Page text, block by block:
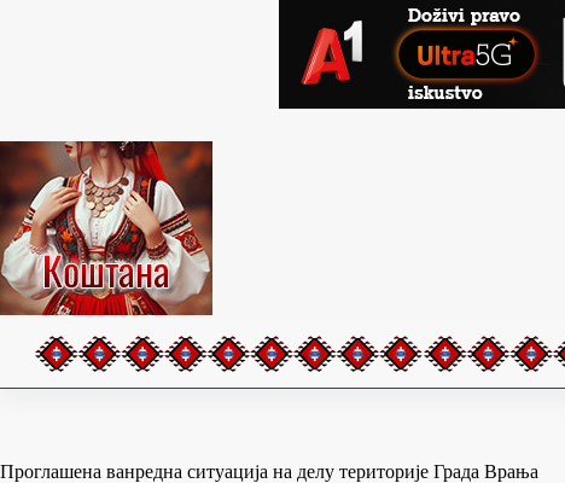
Проглашена ванредна ситуација на делу територије Града Врања